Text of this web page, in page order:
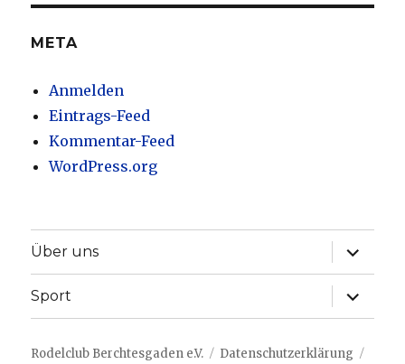
META
Anmelden
Eintrags-Feed
Kommentar-Feed
WordPress.org
Über uns
Sport
Rodelclub Berchtesgaden e.V. Datenschutzerklärung